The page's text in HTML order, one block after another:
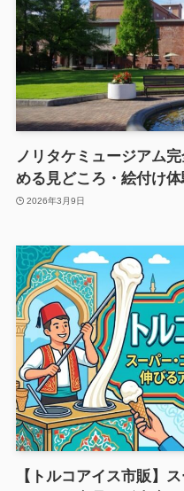
ノリタケミュージアム
める見どころ・絵付け
2026年3月9日
【トルコアイス市販】